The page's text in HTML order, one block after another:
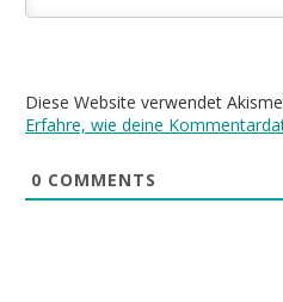
Diese Website verwendet
Erfahre, wie deine
0 COMMENTS